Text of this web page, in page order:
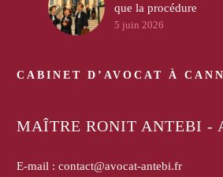
que la procédure
5 juin 2026
CABINET D’AVOCAT À
MAÎTRE RONIT ANTEBI -
E-mail : contact@avocat-antebi.fr